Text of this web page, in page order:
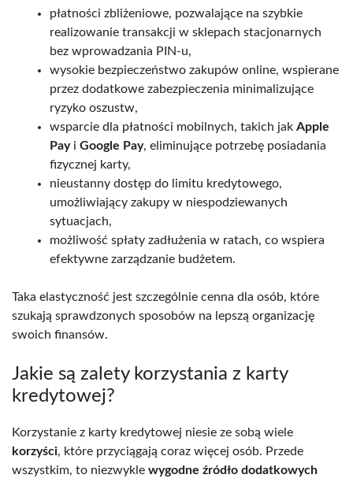
płatności zbliżeniowe, pozwalające na szybkie
realizowanie transakcji w sklepach stacjonarnych
bez wprowadzania PIN-u,
wysokie bezpieczeństwo zakupów online, wspierane
przez dodatkowe zabezpieczenia minimalizujące
ryzyko oszustw,
wsparcie dla płatności mobilnych, takich jak Apple
Payi Google Pay, eliminujące potrzebę posiadania
fizycznej karty,
nieustanny dostęp do limitu kredytowego,
umożliwiający zakupy w niespodziewanych
sytuacjach,
możliwość spłaty zadłużenia w ratach, co wspiera
efektywne zarządzanie budżetem.
Taka elastyczność jest szczególnie cenna dla osób, które
szukają sprawdzonych sposobów na lepszą organizację
swoich finansów.
Jakie są zalety korzystania z karty
kredytowej?
Korzystanie z karty kredytowej niesie ze sobą wiele
korzyści, które przyciągają coraz więcej osób. Przede
wszystkim, to niezwykle wygodne źródło dodatkowych